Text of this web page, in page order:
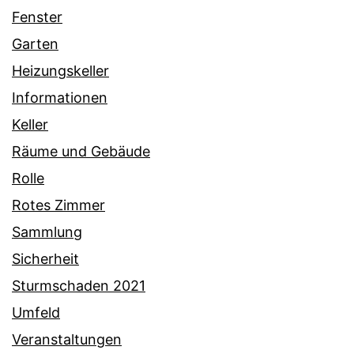
Fenster
Garten
Heizungskeller
Informationen
Keller
Räume und Gebäude
Rolle
Rotes Zimmer
Sammlung
Sicherheit
Sturmschaden 2021
Umfeld
Veranstaltungen